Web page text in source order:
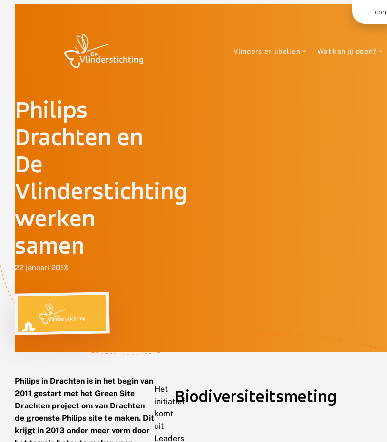
Vlinders en libellen Wat kan jij doen?
Philips
Drachten en
De
Vlinderstichting
werken
samen
22 januari 2013
Philips in Drachten is in het begin van
2011 gestart met het Green Site
Drachten project om van Drachten
de groenste Philips site te maken. Dit
krijgt in 2013 onder meer vorm door
Het
initiatief
komt
uit
Leaders
Biodiversiteitsmeting